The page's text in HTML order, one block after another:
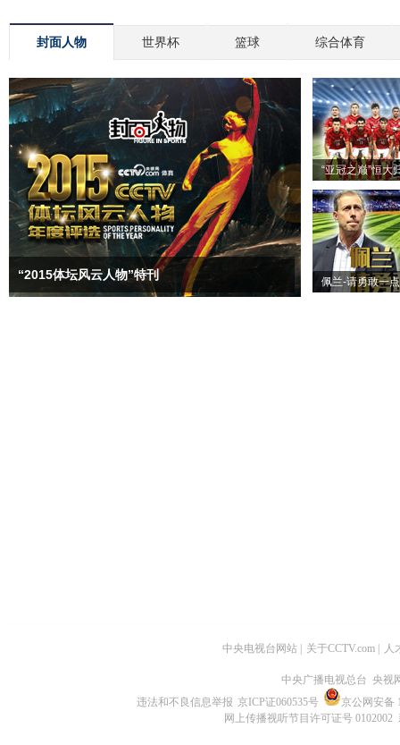
封面人物 世界杯 篮球 综合体育
“2015体坛风云人物”特刊
“亚冠之巅”恒大
佩兰-请勇敢一点
中央电视台网站 关于CCTV.com 人
中央广播电视总台 央视
违法和不良信息举报 京ICP证060535号
京公网安备
网上传播视听节目许可证号 0102002